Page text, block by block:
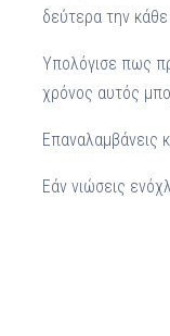
δεύτερα την
Υπολόγισε πως
χρόνος αυτός
Επαναλαμβάνεις
Εάν νιώσεις